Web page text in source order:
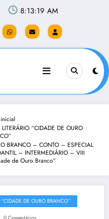
8:13:20 AM
“CIDADE DE OURO
BRANCO – CONTO – ESPECIAL
– INTERMEDIÁRIO – VIII
de Ouro Branco”
DE OURO BRANCO”
0 Comentários